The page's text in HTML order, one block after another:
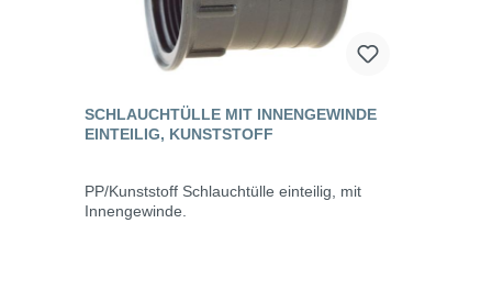
SCHLAUCHTÜLLE MIT INNENGEWINDE
EINTEILIG, KUNSTSTOFF
PP/Kunststoff Schlauchtülle einteilig, mit
Innengewinde.